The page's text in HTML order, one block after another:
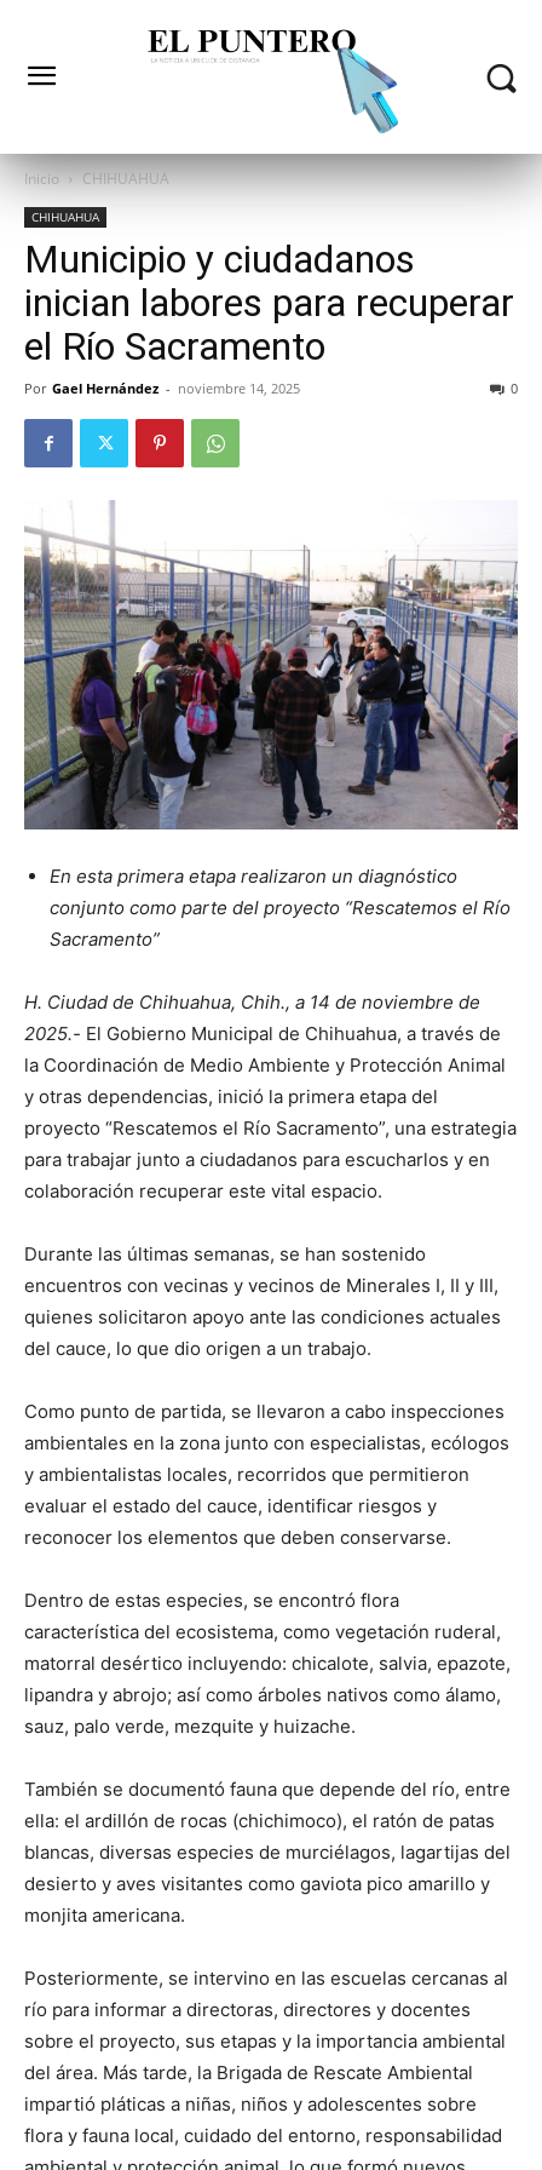
Inicio CHIHUAHUA
CHIHUAHUA
Municipio y ciudadanos
inician labores para recuperar
el Río Sacramento
Por Gael Hernández - noviembre 14, 2025 0
En esta primera etapa realizaron un diagnóstico
conjunto como parte del proyecto “Rescatemos el Río
Sacramento”
H. Ciudad de Chihuahua, Chih., a 14 de noviembre de
2025.- El Gobierno Municipal de Chihuahua, a través de
la Coordinación de Medio Ambiente y Protección Animal
y otras dependencias, inició la primera etapa del
proyecto “Rescatemos el Río Sacramento”, una estrategia
para trabajar junto a ciudadanos para escucharlos y en
colaboración recuperar este vital espacio.
Durante las últimas semanas, se han sostenido
encuentros con vecinas y vecinos de Minerales I, II y III,
quienes solicitaron apoyo ante las condiciones actuales
del cauce, lo que dio origen a un trabajo.
Como punto de partida, se llevaron a cabo inspecciones
ambientales en la zona junto con especialistas, ecólogos
y ambientalistas locales, recorridos que permitieron
evaluar el estado del cauce, identificar riesgos y
reconocer los elementos que deben conservarse.
Dentro de estas especies, se encontró flora
característica del ecosistema, como vegetación ruderal,
matorral desértico incluyendo: chicalote, salvia, epazote,
lipandra y abrojo; así como árboles nativos como álamo,
sauz, palo verde, mezquite y huizache.
También se documentó fauna que depende del río, entre
ella: el ardillón de rocas (chichimoco), el ratón de patas
blancas, diversas especies de murciélagos, lagartijas del
desierto y aves visitantes como gaviota pico amarillo y
monjita americana.
Posteriormente, se intervino en las escuelas cercanas al
río para informar a directoras, directores y docentes
sobre el proyecto, sus etapas y la importancia ambiental
del área. Más tarde, la Brigada de Rescate Ambiental
impartió pláticas a niñas, niños y adolescentes sobre
flora y fauna local, cuidado del entorno, responsabilidad